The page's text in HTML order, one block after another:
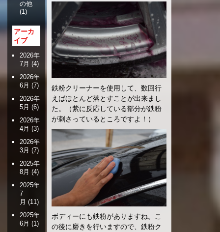
鉄粉クリーナーを使用して、数回行
えばほとんど落とすことが出来まし
た。（紫に反応している部分が鉄粉
が刺さっているところですよ！）
ボディーにも鉄粉がありますね。こ
の後に磨きを行いますので、鉄粉ク
の他
(1)
アーカ
イブ
2026年
7月 (4)
2026年
6月 (7)
2026年
5月 (6)
2026年
4月 (3)
2026年
3月 (7)
2025年
8月 (4)
2025年
7
月 (11)
2025年
6月 (1)